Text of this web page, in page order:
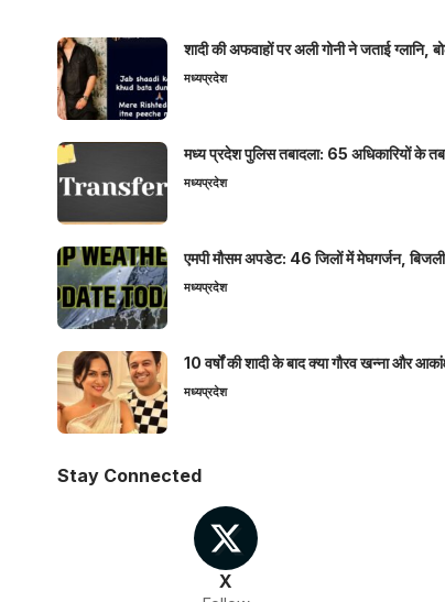
शादी की अफवाहों पर अली गोनी ने जताई ग्लानि,
मध्यप्रदेश
मध्य प्रदेश पुलिस तबादला: 65 अधिकारियों के
मध्यप्रदेश
एमपी मौसम अपडेट: 46 जिलों में मेघगर्जन, बिजली
मध्यप्रदेश
10 वर्षों की शादी के बाद क्या गौरव खन्ना और
मध्यप्रदेश
Stay Connected
X